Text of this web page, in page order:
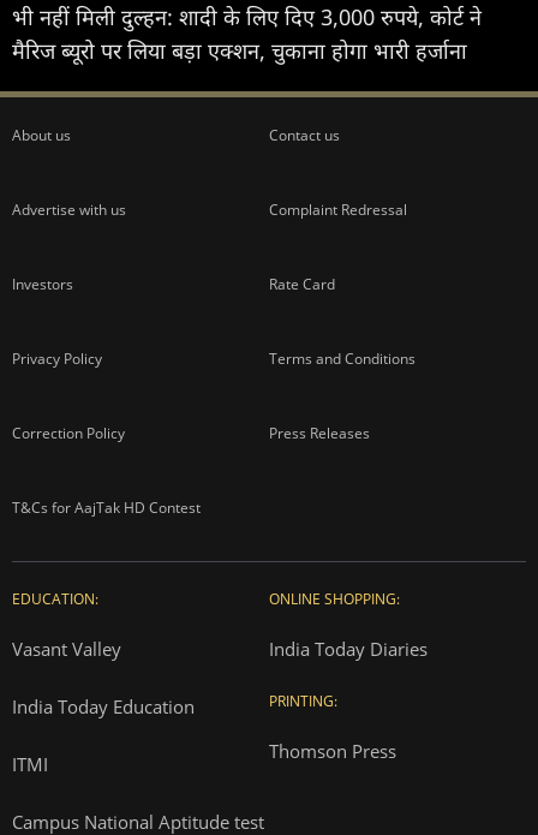
भी नहीं मिली दुल्हन: शादी के लिए दिए 3,000 रुपये, कोर्ट ने
मैरिज ब्यूरो पर लिया बड़ा एक्शन, चुकाना होगा भारी हर्जाना
About us Contact us
Advertise with us Complaint Redressal
Investors Rate Card
Privacy Policy Terms and Conditions
Correction Policy Press Releases
T&Cs for AajTak HD Contest
EDUCATION:
Vasant Valley
India Today Education
ITMI
Campus National Aptitude test
ONLINE SHOPPING:
India Today Diaries
PRINTING:
Thomson Press